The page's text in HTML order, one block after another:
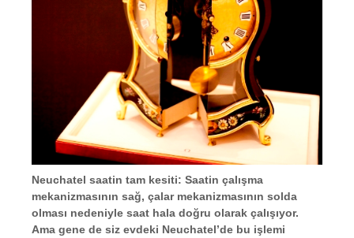
Neuchatel saatin tam kesiti: Saatin çalışma
mekanizmasının sağ, çalar mekanizmasının solda
olması nedeniyle saat hala doğru olarak çalışıyor.
Ama gene de siz evdeki Neuchatel’de bu işlemi